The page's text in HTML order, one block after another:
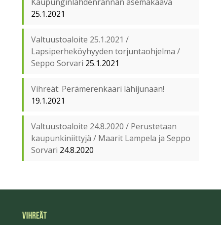
25.1.2021
Valtuustoaloite 25.1.2021 /
Lapsiperheköyhyyden torjuntaohjelma /
Seppo Sorvari 25.1.2021
Vihreät: Perämerenkaari lähijunaan!
19.1.2021
Valtuustoaloite 24.8.2020 / Perustetaan
kaupunkiniittyjä / Maarit Lampela ja Seppo
Sorvari 24.8.2020
VIHREÄT